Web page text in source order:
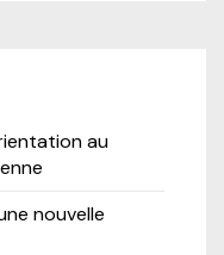
au
nouvelle